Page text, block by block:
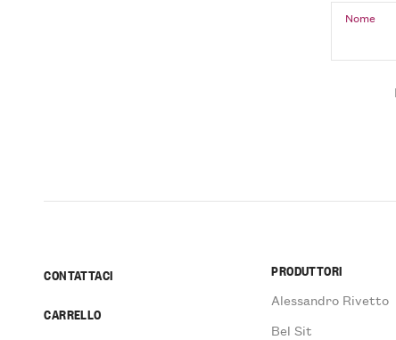
Nome
CONTATTACI
CARRELLO
PRODUTTORI
Alessandro Rivetto
Bel Sit